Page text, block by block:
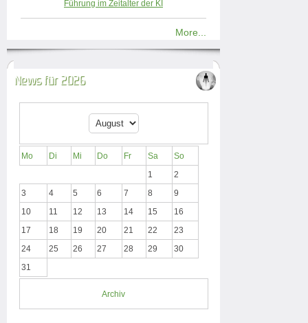
Führung im Zeitalter der KI
More...
News für 2026
Mo Di Mi Do Fr Sa
So
1
2
3
4 5 6 7 8
9
10
11 12 13 14 15
16
17
18 19 20 21 22
23
24
25 26 27 28 29
30
31
Archiv